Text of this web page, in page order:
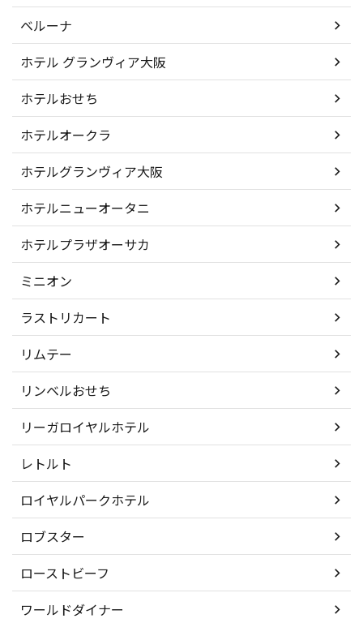
ベルーナ
ホテル グランヴィア大阪
ホテルおせち
ホテルオークラ
ホテルグランヴィア大阪
ホテルニューオータニ
ホテルプラザオーサカ
ミニオン
ラストリカート
リムテー
リンベルおせち
リーガロイヤルホテル
レトルト
ロイヤルパークホテル
ロブスター
ローストビーフ
ワールドダイナー